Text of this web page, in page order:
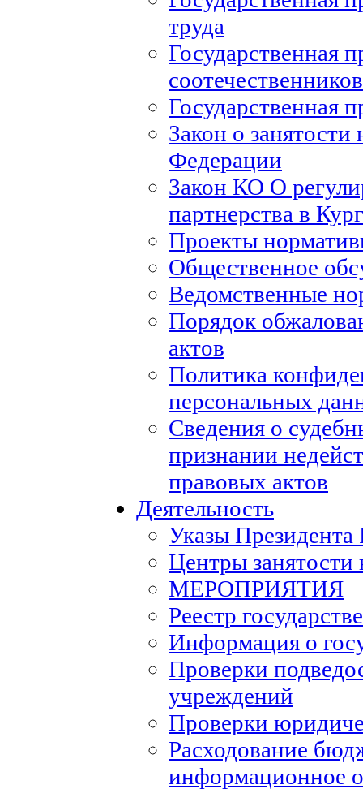
труда
Государственная
соотечественников
Государственная
Закон о занятости
Федерации
Закон КО О
партнерства в
Проекты
Общественное
Ведомственные
Порядок
актов
Политика
персональных
Сведения о
признании
правовых актов
Деятельность
Указы
Центры занятости
МЕРОПРИЯТИЯ
Реестр
Информация о
Проверки
учреждений
Проверки
Расходование
информационное